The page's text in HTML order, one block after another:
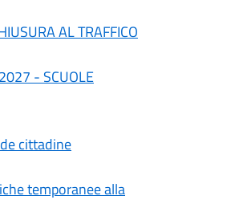
AL TRAFFICO
- SCUOLE
cittadine
temporanee alla